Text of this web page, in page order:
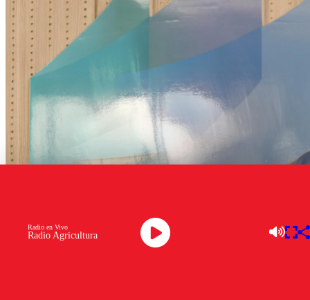
Radio Agricultura
Radio en Vivo